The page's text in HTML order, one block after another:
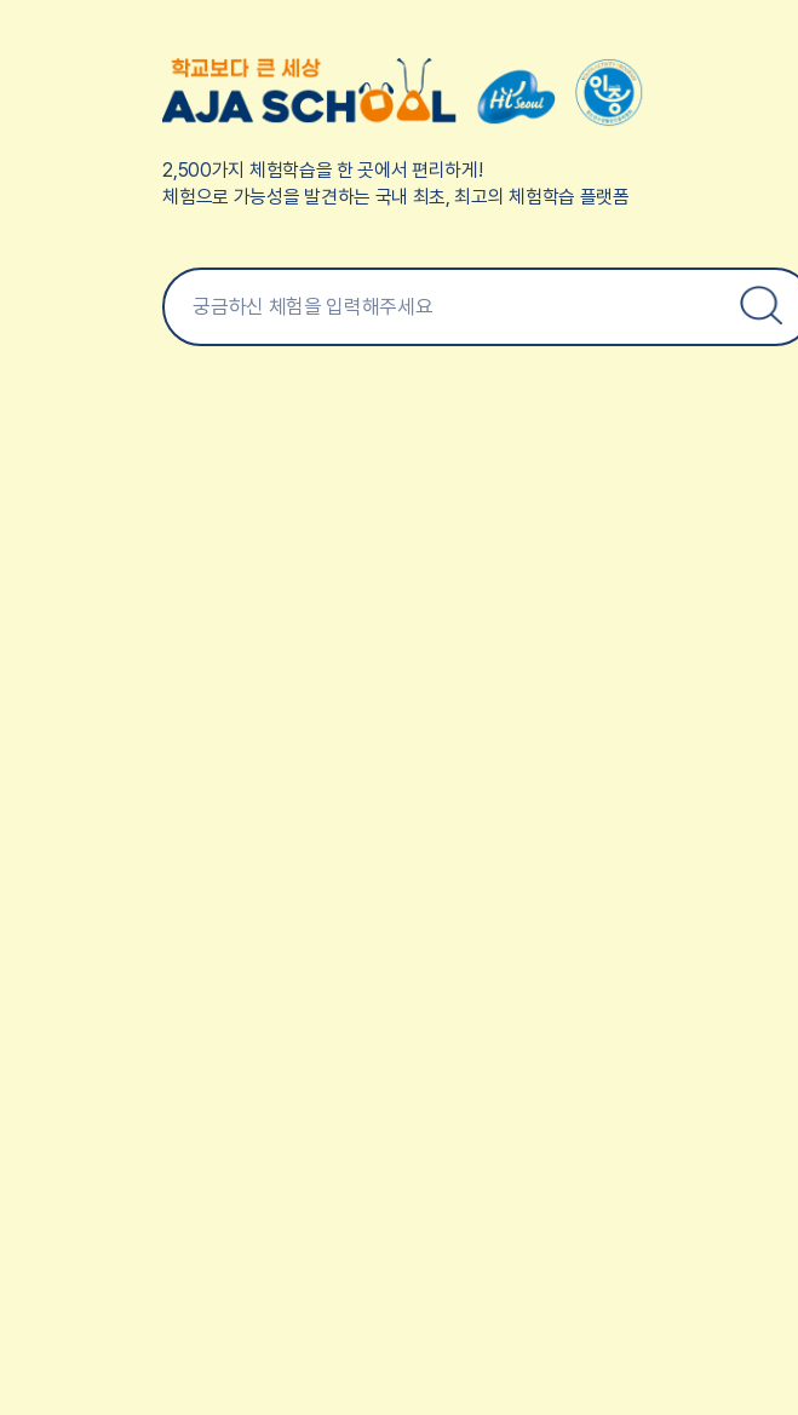
2,500가지 체험학습을 한 곳에서 편리하게!
체험으로 가능성을 발견하는 국내 최초, 최고의 체험학습 플랫폼